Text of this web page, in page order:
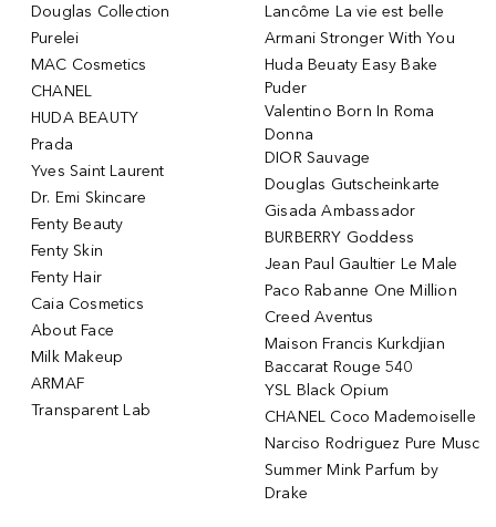
Douglas Collection
Purelei
MAC Cosmetics
CHANEL
HUDA BEAUTY
Prada
Yves Saint Laurent
Dr. Emi Skincare
Fenty Beauty
Fenty Skin
Fenty Hair
Caia Cosmetics
About Face
Milk Makeup
ARMAF
Transparent Lab
Lancôme La vie est belle
Armani Stronger With You
Huda Beuaty Easy Bake
Puder
Valentino Born In Roma
Donna
DIOR Sauvage
Douglas Gutscheinkarte
Gisada Ambassador
BURBERRY Goddess
Jean Paul Gaultier Le Male
Paco Rabanne One Million
Creed Aventus
Maison Francis Kurkdjian
Baccarat Rouge 540
YSL Black Opium
CHANEL Coco Mademoiselle
Narciso Rodriguez Pure Musc
Summer Mink Parfum by
Drake